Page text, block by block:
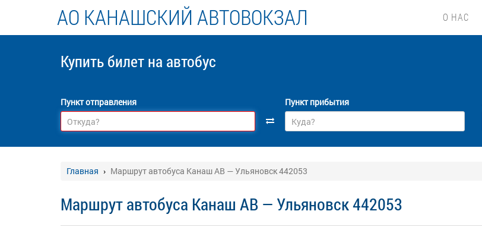
АО КАНАШСКИЙ АВТОВОКЗАЛ О НАС
Купить билет на автобус
Пункт отправления Пункт прибытия
Главная Маршрут автобуса Канаш АВ — Ульяновск 442053
Маршрут автобуса Канаш АВ — Ульяновск 442053